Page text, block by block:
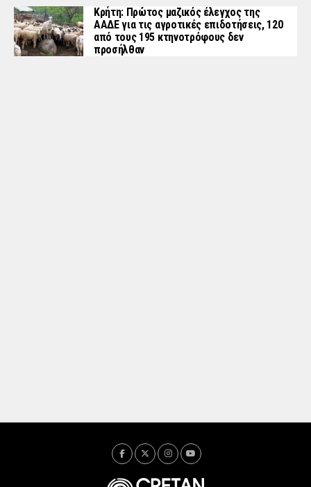
Κρήτη: Πρώτος μαζικός έλεγχος της
ΑΑΔΕ για τις αγροτικές επιδοτήσεις, 120
από τους 195 κτηνοτρόφους δεν
προσήλθαν